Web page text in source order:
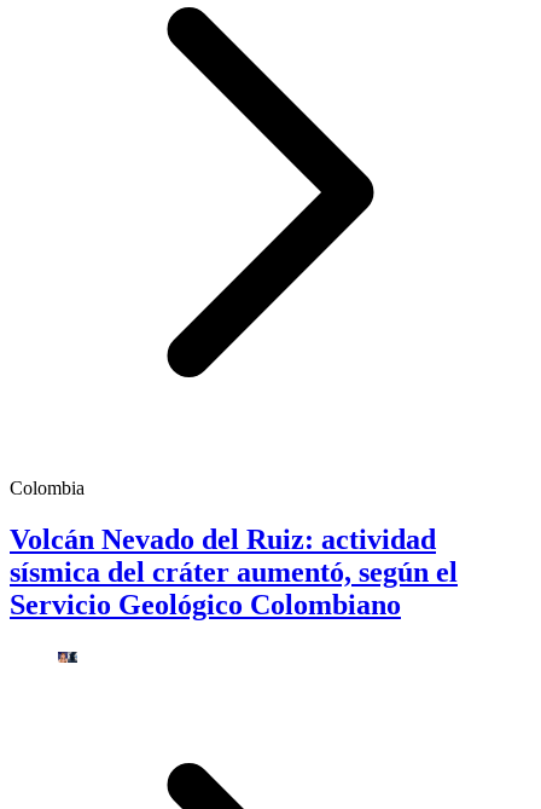
Colombia
Volcán Nevado del Ruiz: actividad
sísmica del cráter aumentó, según el
Servicio Geológico Colombiano